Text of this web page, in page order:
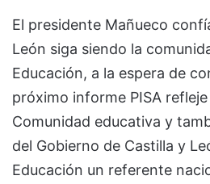
El presidente Mañueco
León siga siendo la
Educación, a la espera de
próximo informe PISA
Comunidad educativa y
del Gobierno de Castilla y
Educación un referente